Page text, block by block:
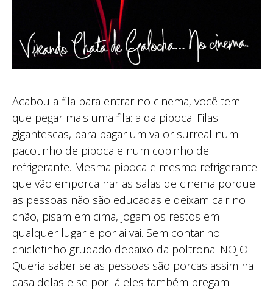
Acabou a fila para entrar no cinema, você tem
que pegar mais uma fila: a da pipoca. Filas
gigantescas, para pagar um valor surreal num
pacotinho de pipoca e num copinho de
refrigerante. Mesma pipoca e mesmo refrigerante
que vão emporcalhar as salas de cinema porque
as pessoas não são educadas e deixam cair no
chão, pisam em cima, jogam os restos em
qualquer lugar e por ai vai. Sem contar no
chicletinho grudado debaixo da poltrona! NOJO!
Queria saber se as pessoas são porcas assim na
casa delas e se por lá eles também pregam